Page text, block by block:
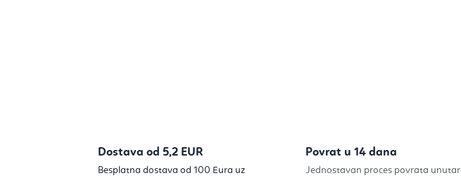
Dostava od 5,2 EUR
Besplatna dostava od 100 Eura uz
Povrat u 14 dana
Jednostavan proces povrata unutar